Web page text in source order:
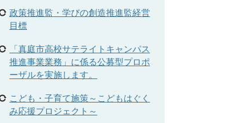
政策推進監・学びの創造推進監経営
目標
「真庭市高校サテライトキャンパス
推進事業業務」に係る公募型プロポ
ーザルを実施します。
こども・子育て施策～こどもはぐく
み応援プロジェクト～